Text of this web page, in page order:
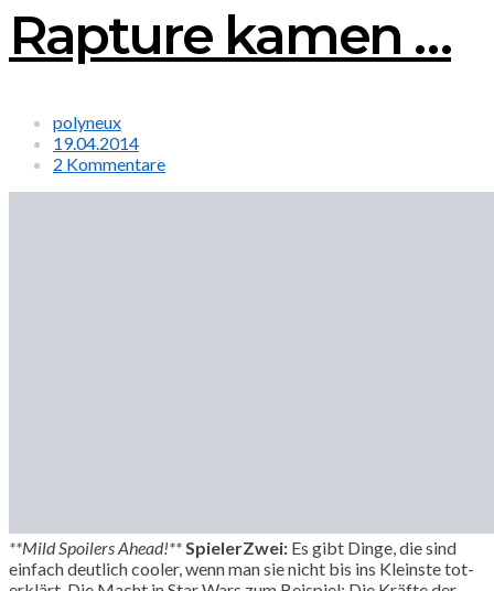
Rapture kamen …
polyneux
19.04.2014
2 Kommentare
**Mild Spoilers Ahead!**SpielerZwei: Es gibt Dinge, die sind
einfach deutlich cooler, wenn man sie nicht bis ins Kleinste tot-